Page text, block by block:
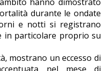
durante le ondate
e notti si registrano
in particolare proprio su
mostrano un eccesso di